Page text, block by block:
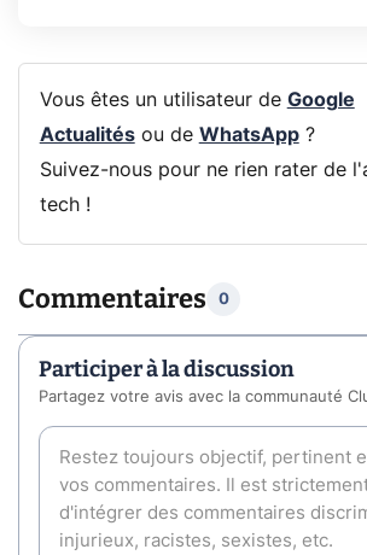
Vous êtes un utilisateur de Google
Actualitésou de WhatsApp?
Suivez-nous pour ne rien rater de
tech !
Commentaires 0
Participer à la discussion
Partagez votre avis avec la communauté